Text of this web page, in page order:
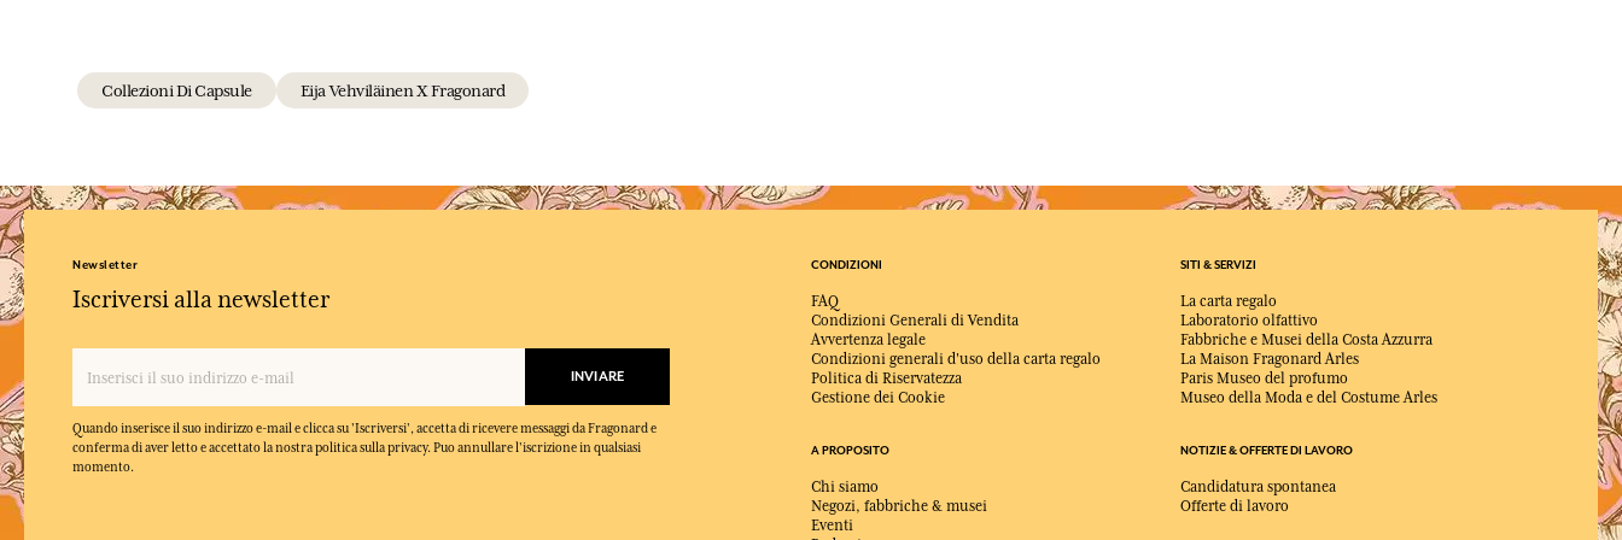
Collezioni Di Capsule Eija Vehviläinen X Fragonard
Newsletter
Iscriversi alla newsletter
INVIARE
Quando inserisce il suo indirizzo e-mail e clicca su 'Iscriversi', accetta di ricevere messaggi da Fragonard e
conferma di aver letto e accettato la nostra politica sulla privacy. Puo annullare l'iscrizione in qualsiasi
momento.
CONDIZIONI
FAQ
Condizioni Generali di Vendita
Avvertenza legale
Condizioni generali d'uso della carta regalo
Politica di Riservatezza
Gestione dei Cookie
SITI & SERVIZI
La carta regalo
Laboratorio olfattivo
Fabbriche e Musei della Costa Azzurra
La Maison Fragonard Arles
Paris Museo del profumo
Museo della Moda e del Costume Arles
A PROPOSITO
Chi siamo
Negozi, fabbriche & musei
Eventi
NOTIZIE & OFFERTE DI LAVORO
Candidatura spontanea
Offerte di lavoro